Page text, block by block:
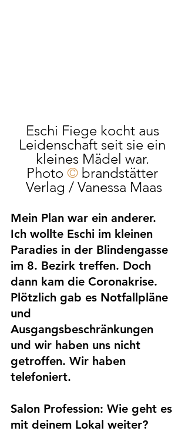
Eschi Fiege kocht aus
Leidenschaft seit sie ein
kleines Mädel war.
Photo © brandstätter
Verlag / Vanessa Maas
Mein Plan war ein anderer.
Ich wollte Eschi im kleinen
Paradies in der Blindengasse
im 8. Bezirk treffen. Doch
dann kam die Coronakrise.
Plötzlich gab es Notfallpläne
und
Ausgangsbeschränkungen
und wir haben uns nicht
getroffen. Wir haben
telefoniert.
Salon Profession: Wie geht es
mit deinem Lokal weiter?